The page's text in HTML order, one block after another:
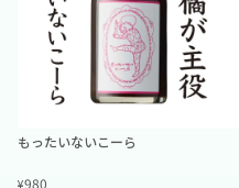
もったいないこーら
¥980